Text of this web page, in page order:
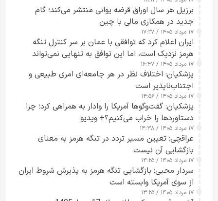
برزیل هر سال اوراق قرضه یوانی منتشر می‌کند؛ گام
جدید در همکاری مالی با چین
۱۷ مرداد ۱۴۰۵ / ۱۷:۲۷
ایران اعلام کرد که توافقی با عمان بر سر کنترل تنگه
هرمز نزدیک است، اما این توافق به تنهایی نمی‌تواند
آبراه را آزاد کند
۱۷ مرداد ۱۴۰۵ / ۱۶:۴۷
پزشکیان: اختلاف نظر در هر جامعه‌ای امری طبیعی و
اجتناب‌ناپذیر است
۱۷ مرداد ۱۴۰۵ / ۱۴:۵۶
پزشکیان: گفت‌وگوها آمریکا را وادار به همراهی کرد؛ چرا
دستاوردها را خراب می‌کنیم؟+ ویدیو
۱۷ مرداد ۱۴۰۵ / ۱۴:۳۸
عراقچی: تعیین مسیر تردد در تنگه هرمز به معنای
بازگشایی آن نیست
۱۷ مرداد ۱۴۰۵ / ۱۴:۲۵
سردار محبی: بازگشایی تنگه هرمز به پذیرش شروط ایران
از سوی آمریکا وابسته است
۱۷ مرداد ۱۴۰۵ / ۱۳:۲۵